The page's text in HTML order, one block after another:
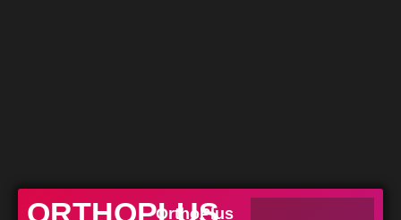
ORTHOPLUS
OrthoPlus